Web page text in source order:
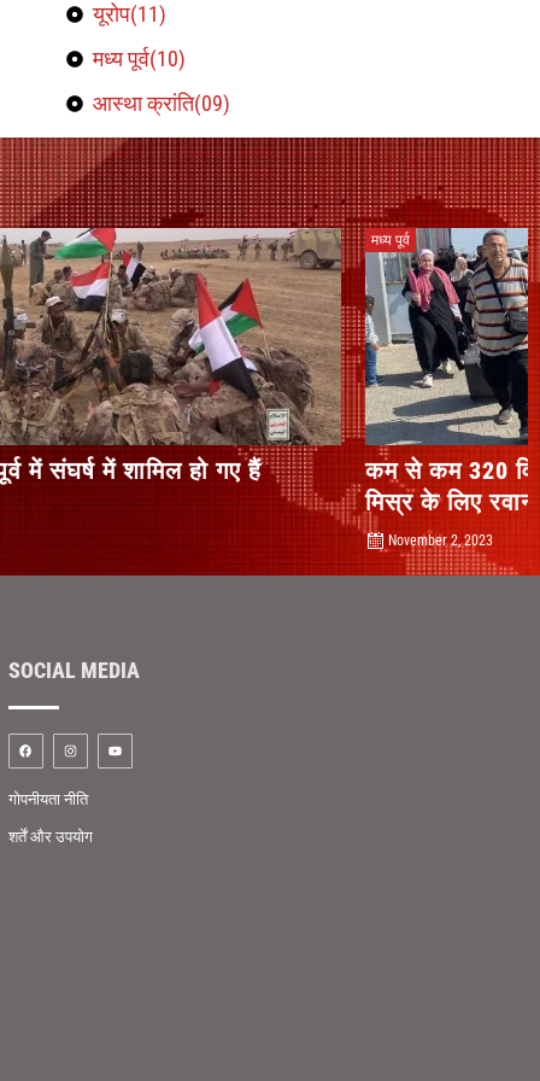
यूरोप(11)
मध्य पूर्व(10)
आस्था क्रांति(09)
मध्य पूर्व
कम से कम 320 विदेशी नागरिक और कुछ घायल गाजा से
SOCIAL MEDIA
गोपनीयता नीति
शर्तें और उपयोग